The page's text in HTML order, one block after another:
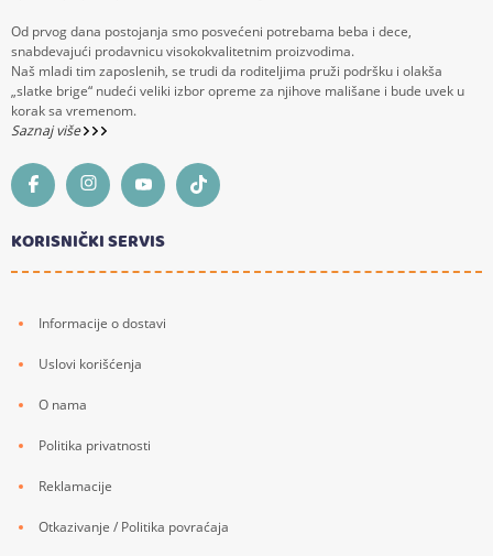
Od prvog dana postojanja smo posvećeni potrebama beba i dece,
snabdevajući prodavnicu visokokvalitetnim proizvodima.
Naš mladi tim zaposlenih, se trudi da roditeljima pruži podršku i olakša
„slatke brige“ nudeći veliki izbor opreme za njihove mališane i bude uvek u
korak sa vremenom.
Saznaj više
KORISNIČKI SERVIS
Informacije o dostavi
Uslovi korišćenja
O nama
Politika privatnosti
Reklamacije
Otkazivanje / Politika povraćaja